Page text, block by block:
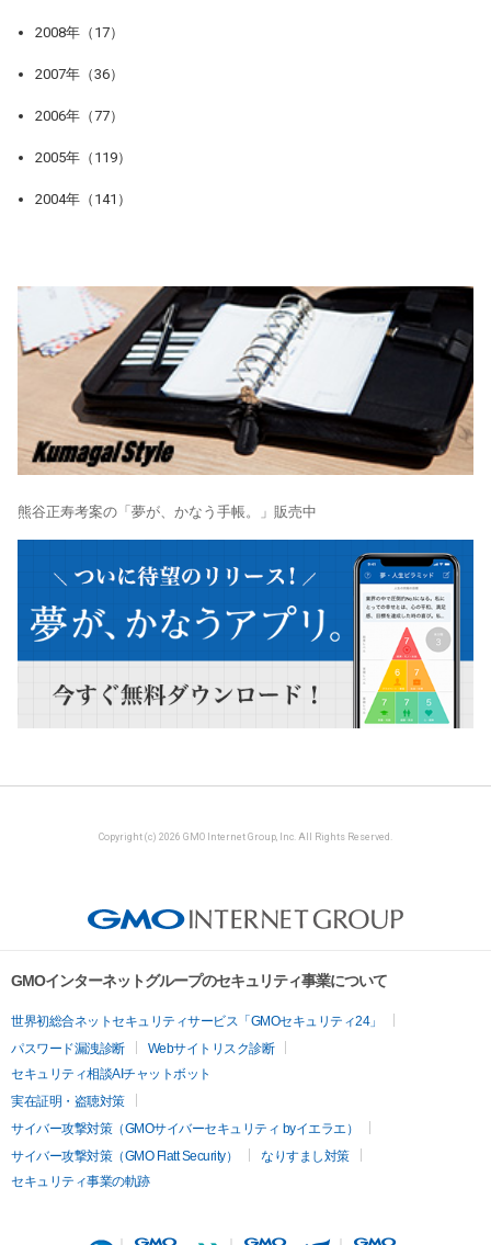
2008年（17）
2007年（36）
2006年（77）
2005年（119）
2004年（141）
熊谷正寿考案の「夢が、かなう手帳。」販売中
Copyright (c) 2026 GMO Internet Group, Inc. All Rights Reserved.
GMOインターネットグループのセキュリティ事業について
世界初総合ネットセキュリティサービス「GMOセキュリティ24」
パスワード漏洩診断
Webサイトリスク診断
セキュリティ相談AIチャットボット
実在証明・盗聴対策
サイバー攻撃対策（GMOサイバーセキュリティ byイエラエ）
サイバー攻撃対策（GMO Flatt Security）
なりすまし対策
セキュリティ事業の軌跡